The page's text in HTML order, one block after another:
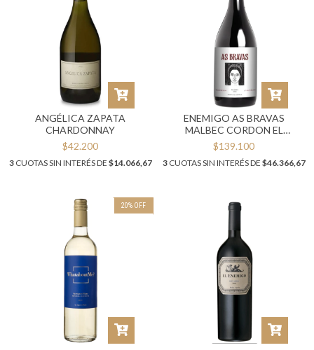
ANGÉLICA ZAPATA
CHARDONNAY
$42.200
3CUOTAS SIN INTERÉS DE $14.066,67
ENEMIGO AS BRAVAS
MALBEC CORDON EL
CEPILLO 2018 (100 PUNTOS
PARKER)
$139.100
3CUOTAS SIN INTERÉS DE $46.366,67
20% OFF